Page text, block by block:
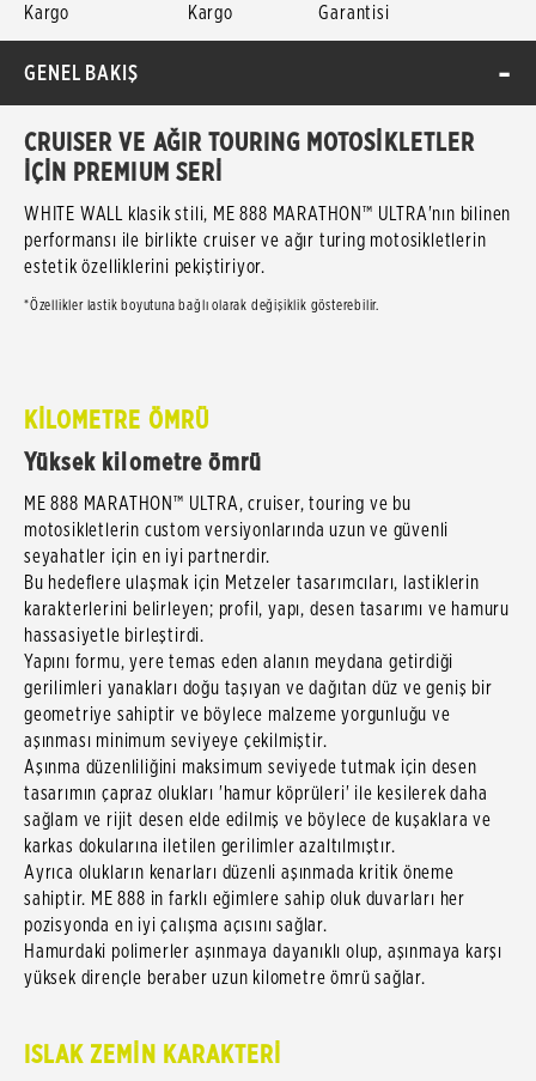
Kargo
Kargo
Garantisi
GENEL BAKIŞ
CRUISER VE AĞIR TOURING MOTOSİKLETLER
İÇİN PREMIUM SERİ
WHITE WALL klasik stili, ME 888 MARATHON™ ULTRA'nın bilinen
performansı ile birlikte cruiser ve ağır turing motosikletlerin
estetik özelliklerini pekiştiriyor.
*Özellikler lastik boyutuna bağlı olarak değişiklik gösterebilir.
KİLOMETRE ÖMRÜ
Yüksek kilometre ömrü
ME 888 MARATHON™ ULTRA, cruiser, touring ve bu
motosikletlerin custom versiyonlarında uzun ve güvenli
seyahatler için en iyi partnerdir.
Bu hedeflere ulaşmak için Metzeler tasarımcıları, lastiklerin
karakterlerini belirleyen; profil, yapı, desen tasarımı ve hamuru
hassasiyetle birleştirdi.
Yapını formu, yere temas eden alanın meydana getirdiği
gerilimleri yanakları doğu taşıyan ve dağıtan düz ve geniş bir
geometriye sahiptir ve böylece malzeme yorgunluğu ve
aşınması minimum seviyeye çekilmiştir.
Aşınma düzenliliğini maksimum seviyede tutmak için desen
tasarımın çapraz olukları 'hamur köprüleri' ile kesilerek daha
sağlam ve rijit desen elde edilmiş ve böylece de kuşaklara ve
karkas dokularına iletilen gerilimler azaltılmıştır.
Ayrıca olukların kenarları düzenli aşınmada kritik öneme
sahiptir. ME 888 in farklı eğimlere sahip oluk duvarları her
pozisyonda en iyi çalışma açısını sağlar.
Hamurdaki polimerler aşınmaya dayanıklı olup, aşınmaya karşı
yüksek dirençle beraber uzun kilometre ömrü sağlar.
ISLAK ZEMİN KARAKTERİ